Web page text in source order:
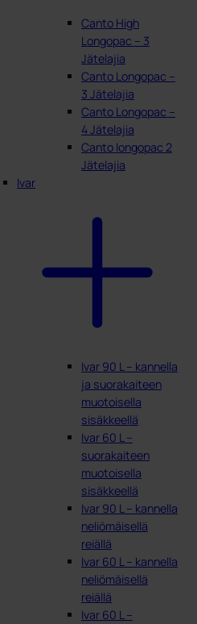
Canto High
Longopac – 3
Jätelajia
Canto Longopac –
3 Jätelajia
Canto Longopac –
4 Jätelajia
Canto longopac 2
Jätelajia
Ivar
Ivar 90 L – kannella
ja suorakaiteen
muotoisella
sisäkkeellä
Ivar 60 L –
suorakaiteen
muotoisella
sisäkkeellä
Ivar 90 L – kannella
neliömäisellä
reiällä
Ivar 60 L – kannella
neliömäisellä
reiällä
Ivar 60 L –